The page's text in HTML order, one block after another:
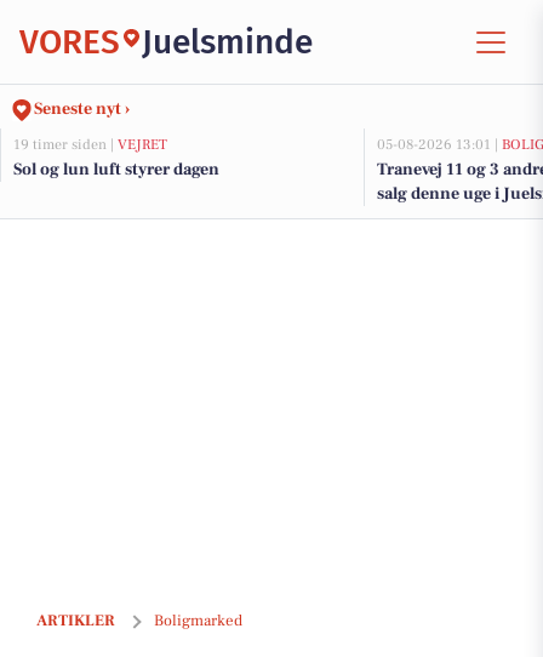
VORES Juelsminde
Seneste nyt ›
19 timer siden | VEJRET
Sol og lun luft styrer dagen
05-08-2026 13:01 |
Tranevej 11 og 3
salg denne uge i
her.
ARTIKLER Boligmarked
Tranevej 11 og 3 andre boliger er kommet til salg denne uge i